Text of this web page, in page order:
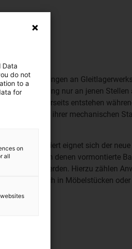
Anforderungen an
die Lackierung nur an jenen
Andererseits entstehen
Kunststoffe in ihrer mechanischen
hin optimiert eignet sich der
in denen vormontierte
behandelt werden. Hierzu zählen
aber auch in Möbelstücken
Data
do not
to a
for
on
all